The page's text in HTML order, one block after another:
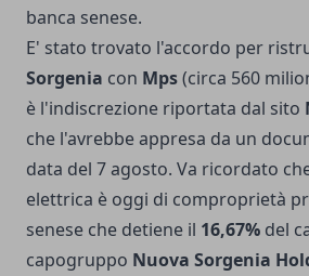
banca senese.
E' stato trovato l'accordo per
Sorgenia con Mps(circa 560
è l'indiscrezione riportata dal sito
che l'avrebbe appresa da un
data del 7 agosto. Va ricordato
elettrica è oggi di comproprietà
senese che detiene il 16,67% del
capogruppo Nuova Sorgenia